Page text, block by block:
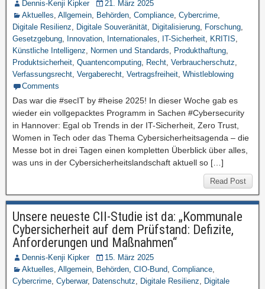
Dennis-Kenji Kipker
21. März 2025
Aktuelles, Allgemein, Behörden, Compliance, Cybercrime,
Digitale Resilienz, Digitale Souveränität, Digitalisierung, Forschung,
Gesetzgebung, Innovation, Internationales, IT-Sicherheit, KRITIS,
Künstliche Intelligenz, Normen und Standards, Produkthaftung,
Produktsicherheit, Quantencomputing, Recht, Verbraucherschutz,
Verfassungsrecht, Vergaberecht, Vertragsfreiheit, Whistleblowing
Comments
Das war die #secIT by #heise 2025! In dieser Woche gab es
wieder ein vollgepacktes Programm in Sachen #Cybersecurity
in Hannover: Egal ob Trends in der IT-Sicherheit, Zero Trust,
Women in Tech oder das Thema Cybersicherheitsagenda – die
Messe bot in drei Tagen einen kompletten Überblick über alles,
was uns in der Cybersicherheitslandschaft aktuell so […]
Read Post
Unsere neueste CII-Studie ist da: „Kommunale
Cybersicherheit auf dem Prüfstand: Defizite,
Anforderungen und Maßnahmen“
Dennis-Kenji Kipker
15. März 2025
Aktuelles, Allgemein, Behörden, CIO-Bund, Compliance,
Cybercrime, Cyberwar, Datenschutz, Digitale Resilienz, Digitale